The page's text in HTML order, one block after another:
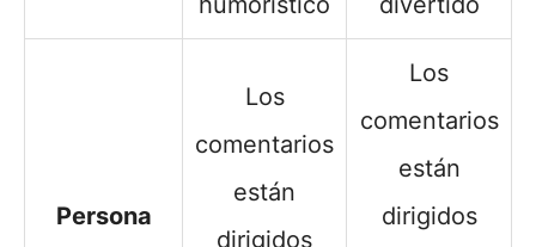
Persona
Los
comentarios
están
dirigidos
Los
comentarios
están
dirigidos